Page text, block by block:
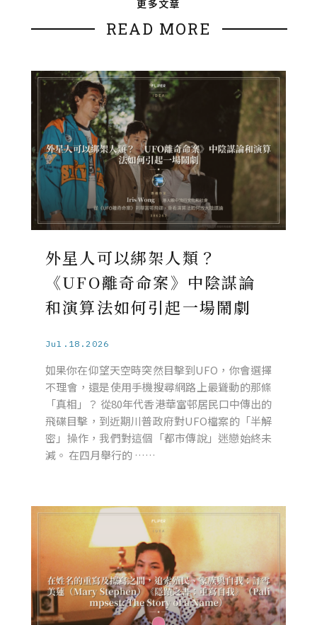
更多文章
READ MORE
外星人可以綁架人類？
《UFO離奇命案》中陰謀論
和演算法如何引起一場鬧劇
Jul.18.2026
如果你在仰望天空時突然目擊到UFO，你會選擇
不理會，還是使用手機搜尋網路上最聳動的那條
「真相」？ 從80年代香港華富邨居民口中傳出的
飛碟目擊，到近期川普政府對UFO檔案的「半解
密」操作，我們對這個「都市傳說」迷戀始終未
減。 在四月舉行的 ……